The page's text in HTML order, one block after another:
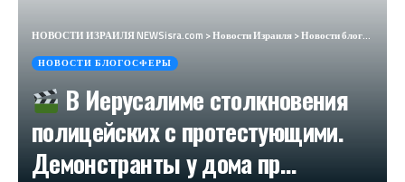
НОВОСТИ ИЗРАИЛЯ NEWSisra.com >Новости Израиля>Новости блогосферы
НОВОСТИ БЛОГОСФЕРЫ
В Иерусалиме столкновения
полицейских с протестующими.
Демонстранты у дома пр…